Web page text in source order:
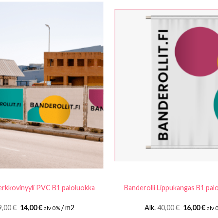
PVC B1 paloluokka
€ Alkuperäinen
hinta
14,00€Nykyinen
alv 0%/ m2
Banderolli Lippukangas B1
Alk.40,00€
hinta
16,00€ alv